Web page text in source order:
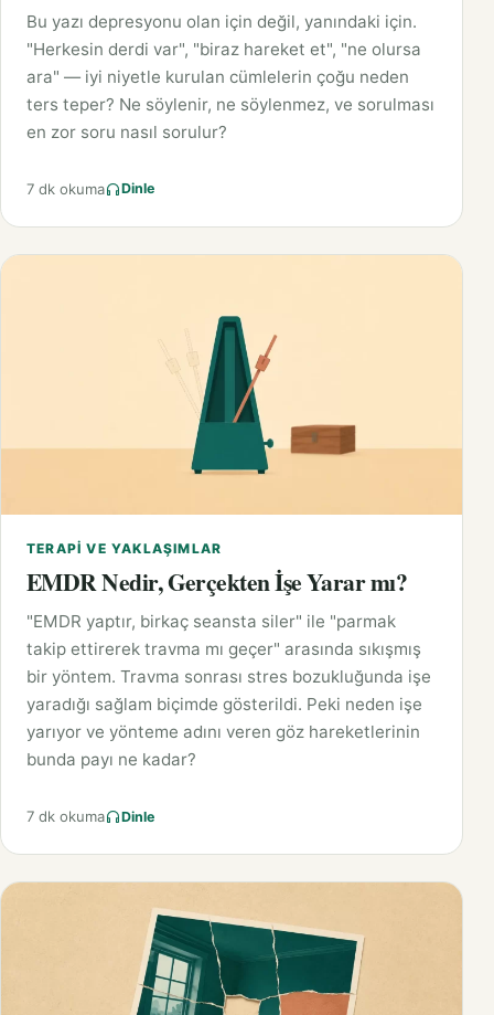
Bu yazı depresyonu olan için değil, yanındaki için.
"Herkesin derdi var", "biraz hareket et", "ne olursa
ara" — iyi niyetle kurulan cümlelerin çoğu neden
ters teper? Ne söylenir, ne söylenmez, ve sorulması
en zor soru nasıl sorulur?
7 dk okuma Dinle
TERAPI VE YAKLAŞIMLAR
EMDR Nedir, Gerçekten İşe Yarar mı?
"EMDR yaptır, birkaç seansta siler" ile "parmak
takip ettirerek travma mı geçer" arasında sıkışmış
bir yöntem. Travma sonrası stres bozukluğunda işe
yaradığı sağlam biçimde gösterildi. Peki neden işe
yarıyor ve yönteme adını veren göz hareketlerinin
bunda payı ne kadar?
7 dk okuma Dinle